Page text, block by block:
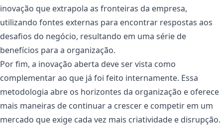
inovação que extrapola as fronteiras da empresa,
utilizando fontes externas para encontrar respostas aos
desafios do negócio, resultando em uma série de
benefícios para a organização.
Por fim, a inovação aberta deve ser vista como
complementar ao que já foi feito internamente. Essa
metodologia abre os horizontes da organização e oferece
mais maneiras de continuar a crescer e competir em um
mercado que exige cada vez mais criatividade e disrupção.